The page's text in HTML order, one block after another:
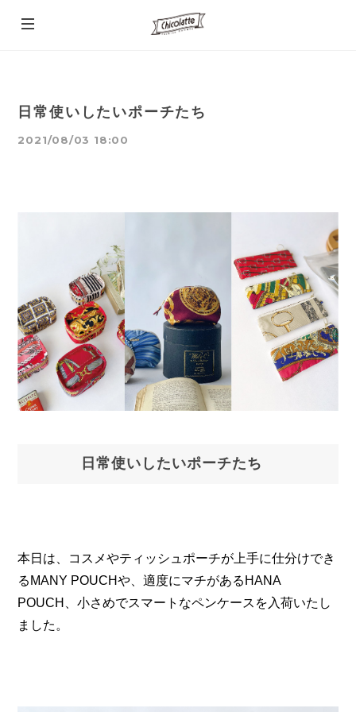
日常使いしたいポーチたち
2021/08/03 18:00
日常使いしたいポーチたち
本日は、コスメやティッシュポーチが上手に仕分けでき
るMANY POUCHや、適度にマチがあるHANA
POUCH、小さめでスマートなペンケースを入荷いたし
ました。